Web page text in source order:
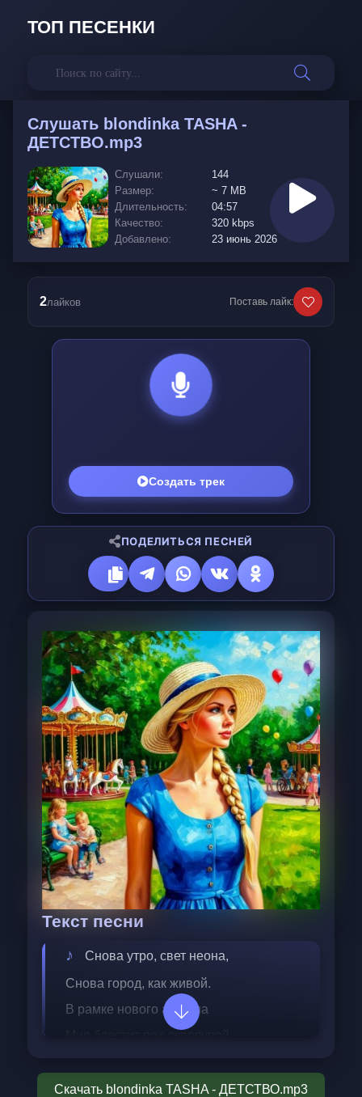
ТОП ПЕСЕНКИ
Слушать blondinka TASHA -
ДЕТСТВО.mp3
Слушали:
144
Размер:
~ 7 MB
Длительность:
04:57
Качество:
320 kbps
Добавлено:
23 июнь 2026
2лайков Поставь лайк:
Создай песню в подарок!
Создать подарок
ПОДЕЛИТЬСЯ ПЕСНЕЙ
Текст песни
Снова утро, свет неона,
Снова город, как живой.
В рамке нового айфона
Кофе стынет на столе.
Скачать blondinka TASHA - ДЕТСТВО.mp3